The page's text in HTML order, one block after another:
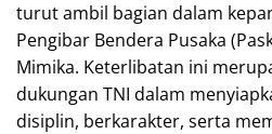
turut ambil bagian dalam
Pengibar Bendera Pusaka
Mimika. Keterlibatan ini
dukungan TNI dalam
disiplin, berkarakter, serta